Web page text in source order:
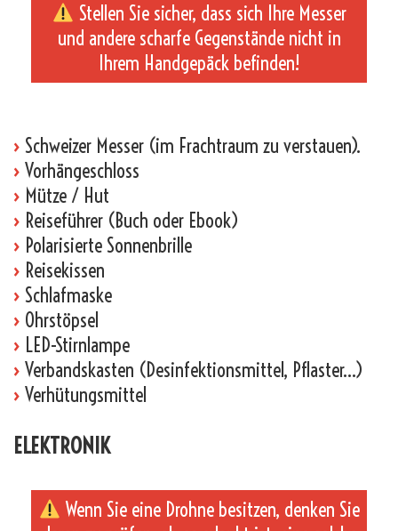
Stellen Sie sicher, dass sich Ihre Messer
und andere scharfe Gegenstände nicht in
Ihrem Handgepäck befinden!
› Schweizer Messer (im Frachtraum zu verstauen).
› Vorhängeschloss
› Mütze / Hut
› Reiseführer (Buch oder Ebook)
› Polarisierte Sonnenbrille
› Reisekissen
› Schlafmaske
› Ohrstöpsel
› LED-Stirnlampe
› Verbandskasten (Desinfektionsmittel, Pflaster…)
› Verhütungsmittel
ELEKTRONIK
Wenn Sie eine Drohne besitzen, denken Sie